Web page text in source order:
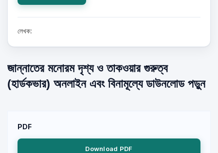
লেখক:
জান্নাতের মনোরম দৃশ্য ও তাকওয়ার গুরুত্ব
(হার্ডকভার) অনলাইন এবং বিনামূল্যে ডাউনলোড পড়ুন
PDF
Download PDF